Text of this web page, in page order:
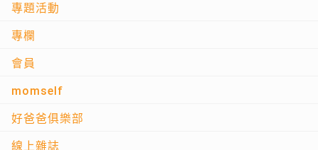
專題活動
專欄
會員
momself
好爸爸俱樂部
線上雜誌